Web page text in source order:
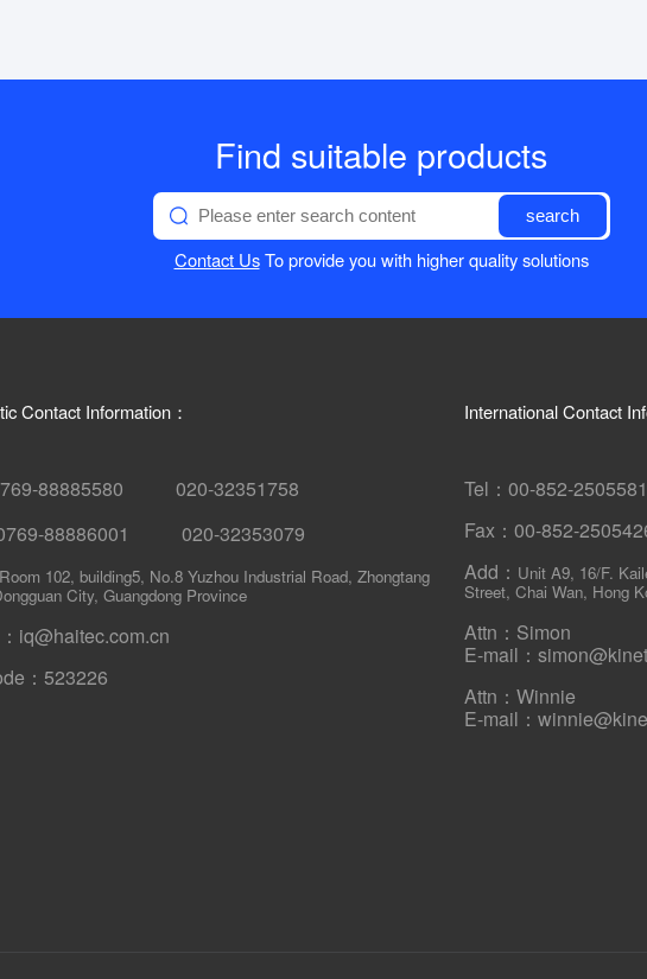
Find suitable products
search
Contact UsTo provide you with higher quality solutions
Contact Information：
88885580 020-32351758
88886001 020-32353079
Room 102, building5, No.8 Yuzhou Industrial Road, Zhongtang
City, Guangdong Province
iq@haitec.com.cn
：523226
International Contact
Tel：00-852-
Fax：00-852-
Add： Unit A9, 16/F.
Street, Chai Wan, Hong
Attn：Simon
E-mail：
Attn：Winnie
E-mail：